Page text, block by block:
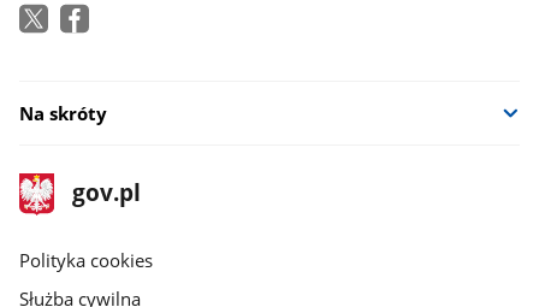
Na skróty
stopka
gov.pl
Strona
gov.pl
gov.pl
Polityka cookies
Służba cywilna